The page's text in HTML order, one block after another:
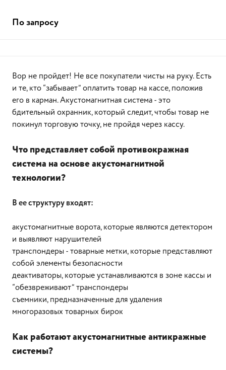
По запросу
Вор не пройдет! Не все покупатели чисты на руку. Есть
и те, кто “забывает” оплатить товар на кассе, положив
его в карман. Акустомагнитная система - это
бдительный охранник, который следит, чтобы товар не
покинул торговую точку, не пройдя через кассу.
Что представляет собой противокражная
система на основе акустомагнитной
технологии?
В ее структуру входят:
акустомагнитные ворота, которые являются детектором
и выявляют нарушителей
транспондеры - товарные метки, которые представляют
собой элементы безопасности
деактиваторы, которые устанавливаются в зоне кассы и
“обезвреживают” транспондеры
съемники, предназначенные для удаления
многоразовых товарных бирок
Как работают акустомагнитные антикражные
системы?